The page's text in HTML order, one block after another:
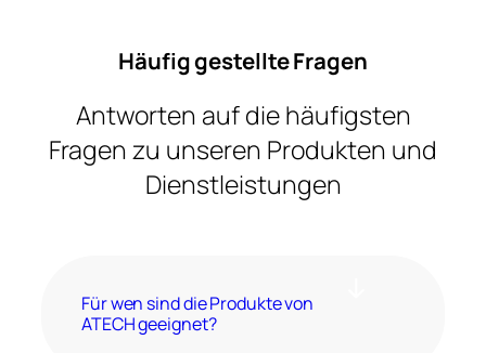
Häufig gestellte Fragen
Antworten auf die häufigsten
Fragen zu unseren Produkten und
Dienstleistungen
Für wen sind die Produkte von
ATECH geeignet?